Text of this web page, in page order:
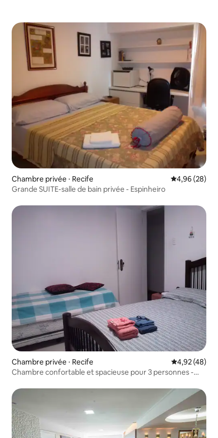
Chambre privée ⋅ Recife Évaluation
4,96 (28)
Grande SUITE-salle de bain privée - Espinheiro
Chambre privée ⋅ Recife Évaluation
4,92 (48)
Chambre confortable et spacieuse pour 3 personnes -